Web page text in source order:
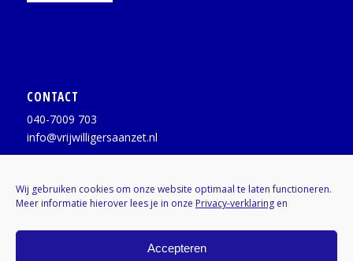
Wij gebruiken cookies om onze website optimaal te laten functioneren.
Meer informatie hierover lees je in onze Privacy-verklaring en
Accepteren
CONTACT
040-7009 703
info@vrijwilligersaanzet.nl
X / Twitter:@vrijwilligerAZ
Kenniscentrumvrijwilligers